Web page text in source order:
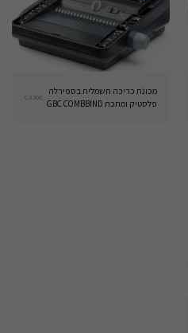
מכונת כריכה חשמלית בספירלה
פלסטיק ומתכת GBC COMBBIND
C230E